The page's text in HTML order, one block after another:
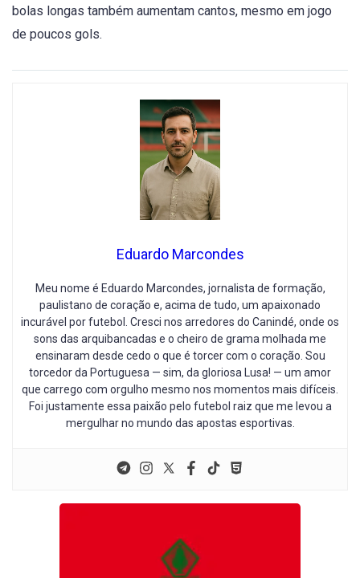
bolas longas também aumentam cantos, mesmo em jogo
de poucos gols.
Eduardo Marcondes
Meu nome é Eduardo Marcondes, jornalista de formação,
paulistano de coração e, acima de tudo, um apaixonado
incurável por futebol. Cresci nos arredores do Canindé, onde os
sons das arquibancadas e o cheiro de grama molhada me
ensinaram desde cedo o que é torcer com o coração. Sou
torcedor da Portuguesa — sim, da gloriosa Lusa! — um amor
que carrego com orgulho mesmo nos momentos mais difíceis.
Foi justamente essa paixão pelo futebol raiz que me levou a
mergulhar no mundo das apostas esportivas.